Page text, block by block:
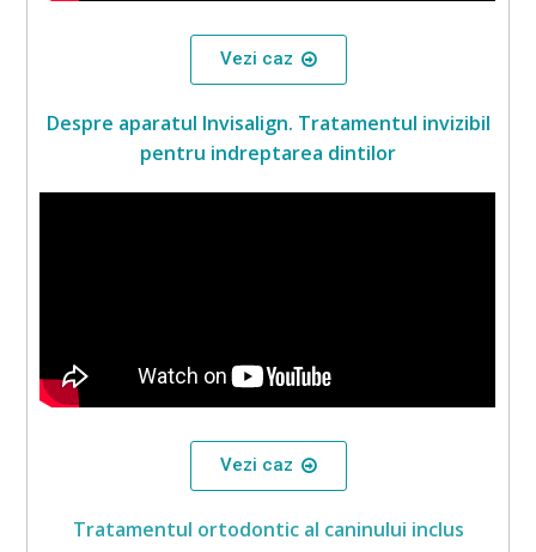
Vezi caz
Despre aparatul Invisalign. Tratamentul invizibil
pentru indreptarea dintilor
Vezi caz
Tratamentul ortodontic al caninului inclus